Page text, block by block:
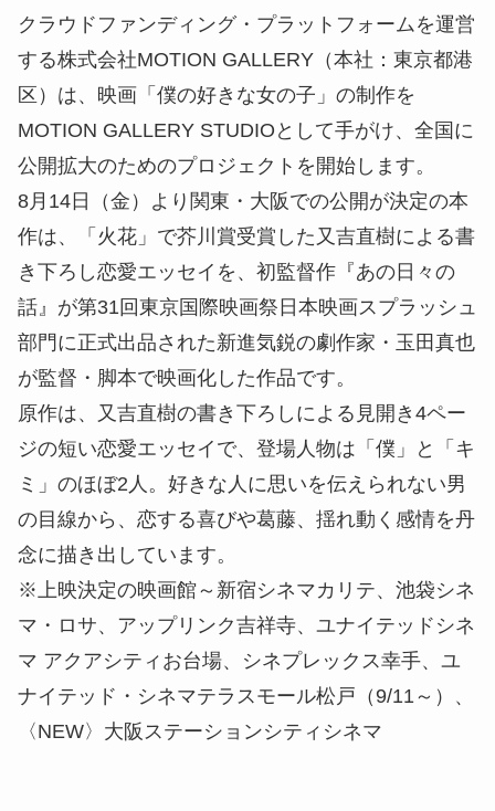
クラウドファンディング・プラットフォームを運営
する株式会社MOTION GALLERY（本社：東京都港
区）は、映画「僕の好きな女の子」の制作を
MOTION GALLERY STUDIOとして手がけ、全国に
公開拡大のためのプロジェクトを開始します。
8月14日（金）より関東・大阪での公開が決定の本
作は、「火花」で芥川賞受賞した又吉直樹による書
き下ろし恋愛エッセイを、初監督作『あの日々の
話』が第31回東京国際映画祭日本映画スプラッシュ
部門に正式出品された新進気鋭の劇作家・玉田真也
が監督・脚本で映画化した作品です。
原作は、又吉直樹の書き下ろしによる見開き4ペー
ジの短い恋愛エッセイで、登場人物は「僕」と「キ
ミ」のほぼ2人。好きな人に思いを伝えられない男
の目線から、恋する喜びや葛藤、揺れ動く感情を丹
念に描き出しています。
※上映決定の映画館～新宿シネマカリテ、池袋シネ
マ・ロサ、アップリンク吉祥寺、ユナイテッドシネ
マ アクアシティお台場、シネプレックス幸手、ユ
ナイテッド・シネマテラスモール松戸（9/11～）、
〈NEW〉大阪ステーションシティシネマ